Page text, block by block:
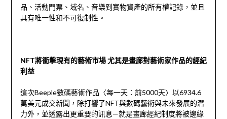
品、活動門票、域名、音樂到實物資產的所有權記錄，並且
具有唯一性和不可復制性。
NFT將衝擊現有的藝術市場 尤其是畫廊對藝術家作品的經紀
利益
這次Beeple數碼藝術作品〈每一天：前5000天〉以6934.6
萬美元成交新聞，除打響了NFT與數碼藝術與未來發展的潛
力外，並透露出更重要的訊息—就是畫廊經紀制度將被邊緣